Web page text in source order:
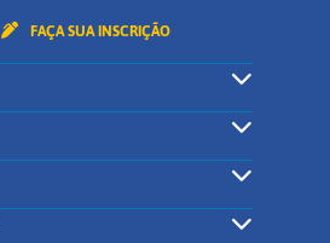
FAÇA SUA INSCRIÇÃO